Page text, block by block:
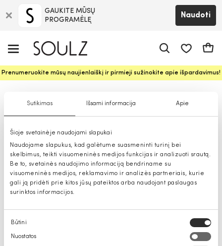
Sutikimas Išsami informacija Apie
Šioje svetainėje naudojami slapukai
Naudojame slapukus, kad galėtume suasmeninti turinį bei
skelbimus, teikti visuomeninės medijos funkcijas ir analizuoti srautą.
Be to, svetainės naudojimo informaciją bendriname su
visuomeninės medijos, reklamavimo ir analizės partneriais, kurie
gali ją pridėti prie kitos jūsų pateiktos arba naudojant paslaugas
surinktos informacijos.
Sutikimo
pasirinkimas
Būtini
Nuostatos
GAUKITE MŪSŲ
PROGRAMĖLĘ
Naudoti
Prenumeruokite mūsų naujienlaiškį ir pirmieji sužinokite apie išpardavimus!
Kuprinės moterims